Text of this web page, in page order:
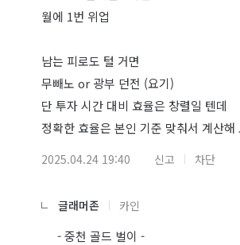
월에 1번 위업
남는 피로도 털 거면
무빼노 or 광부 던전 (요기)
단 투자 시간 대비 효율은 창렬일 텐데
정확한 효율은 본인 기준 맞춰서 계산해
2025.04.24 19:40 신고 차단
글래머존 카인
- 중천 골드 벌이 -